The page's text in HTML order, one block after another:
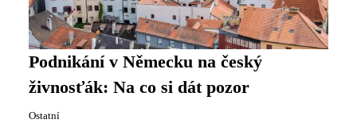
Podnikání v Německu na český
živnosťák: Na co si dát pozor
Ostatní